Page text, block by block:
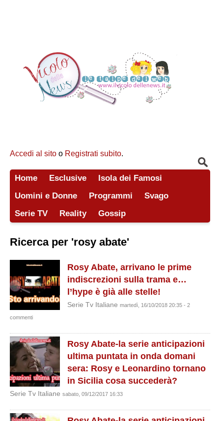
Accedi al sito o Registrati subito.
Home Esclusive
Isola dei Famosi
Uomini e Donne
Programmi
Svago
Serie TV
Reality Gossip
Ricerca per 'rosy abate'
Rosy Abate, arrivano le prime
indiscrezioni sulla trama e…
l’hype è già alle stelle!
Serie Tv Italiane martedì, 16/10/2018 20:35 - 2
commenti
Rosy Abate-la serie anticipazioni
ultima puntata in onda domani
sera: Rosy e Leonardino tornano
in Sicilia cosa succederà?
Serie Tv Italiane sabato, 09/12/2017 16:33